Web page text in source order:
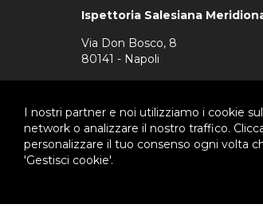
I nostri partner e noi utilizziamo i cookie
network o analizzare il nostro traffico.
personalizzare il tuo consenso ogni volta
'Gestisci cookie'.
Ispettoria Salesiana
Via Don Bosco, 8
80141 - Napoli